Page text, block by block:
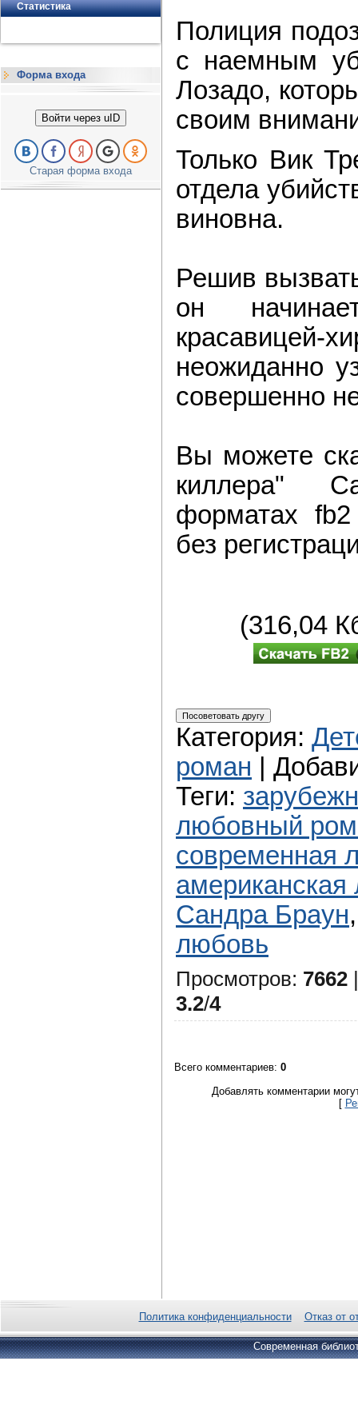
Статистика
Форма входа
Войти через uID
Старая форма входа
Полиция
с наемным
Лозадо,
своим
Только Вик
отдела
виновна.
Решив
он
неожиданно
совершенно
Вы можете
киллера"
форматах
без
(316,04
Категория:
роман
Теги:
любовный
современная
американская
Сандра Браун
любовь
Просмотров: 7662
3.2/4
Всего комментариев: 0
Добавлять комментарии
[
Политика конфиденциальности Отказ от
Современная